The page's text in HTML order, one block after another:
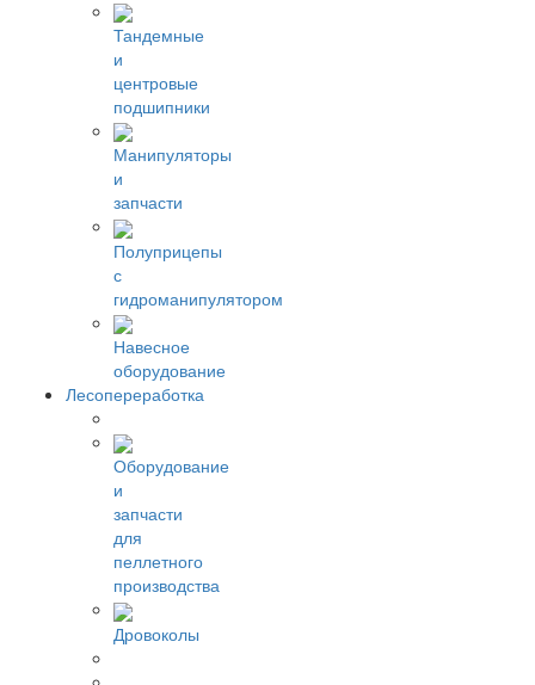
Тандемные
и
центровые
подшипники
Манипуляторы
и
запчасти
Полуприцепы
с
гидроманипулятором
Навесное
оборудование
Лесопереработка
Оборудование
и
запчасти
для
пеллетного
производства
Дровоколы